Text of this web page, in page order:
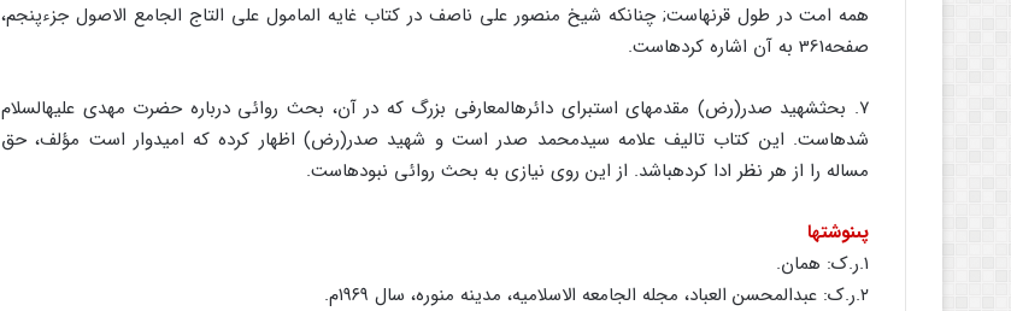
همه امت در طول قرن‏هاست; چنانکه شیخ منصور على ناصف در کتاب غایه المامول على التاج الجامع الاصول جزءپنجم،
صفحه‏361 به آن اشاره کرده‏است.
۷. بحث‏شهید صدر(رض) مقدمه‏اى است‏براى دائره‏المعارفى بزرگ که در آن، بحث روائى درباره حضرت مهدى علیه‏السلام
شده‏است. این کتاب تالیف علامه سیدمحمد صدر است و شهید صدر(رض) اظهار کرده که امیدوار است مؤلف، حق
مساله را از هر نظر ادا کرده‏باشد. از این روى نیازى به بحث روائى نبوده‏است.
پى‏نوشتها
۱.ر.ک: همان.
۲.ر.ک: عبدالمحسن العباد، مجله الجامعه الاسلامیه، مدینه منوره، سال ۱۹۶۹م.